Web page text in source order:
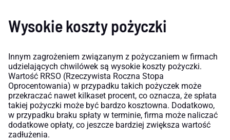
Wysokie koszty pożyczki
Innym zagrożeniem związanym z pożyczaniem w firmach
udzielających chwilówek są wysokie koszty pożyczki.
Wartość RRSO (Rzeczywista Roczna Stopa
Oprocentowania) w przypadku takich pożyczek może
przekraczać nawet kilkaset procent, co oznacza, że spłata
takiej pożyczki może być bardzo kosztowna. Dodatkowo,
w przypadku braku spłaty w terminie, firma może naliczać
dodatkowe opłaty, co jeszcze bardziej zwiększa wartość
zadłużenia.